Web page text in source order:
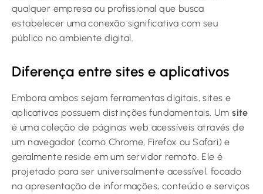
qualquer empresa ou profissional que busca
estabelecer uma conexão significativa com seu
público no ambiente digital.
Diferença entre sites e aplicativos
Embora ambos sejam ferramentas digitais, sites e
aplicativos possuem distinções fundamentais. Umsite
é uma coleção de páginas web acessíveis através de
um navegador (como Chrome, Firefox ou Safari) e
geralmente reside em um servidor remoto. Ele é
projetado para ser universalmente acessível, focado
na apresentação de informações, conteúdo e serviços